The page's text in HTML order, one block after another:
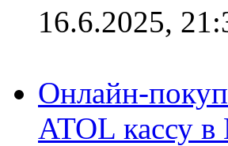
16.6.2025,
Онлайн-
ATOL кассу